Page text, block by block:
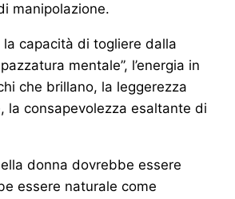
manipolazione.
capacità di togliere dalla
mentale”, l’energia in
che brillano, la leggerezza
la consapevolezza esaltante di
donna dovrebbe essere
essere naturale come